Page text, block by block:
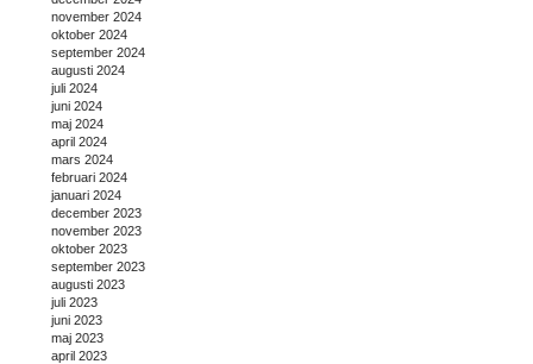
november 2024
oktober 2024
september 2024
augusti 2024
juli 2024
juni 2024
maj 2024
april 2024
mars 2024
februari 2024
januari 2024
december 2023
november 2023
oktober 2023
september 2023
augusti 2023
juli 2023
juni 2023
maj 2023
april 2023